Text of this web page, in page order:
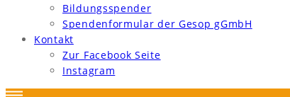
Bildungsspender
Spendenformular der Gesop gGmbH
Kontakt
Zur Facebook Seite
Instagram